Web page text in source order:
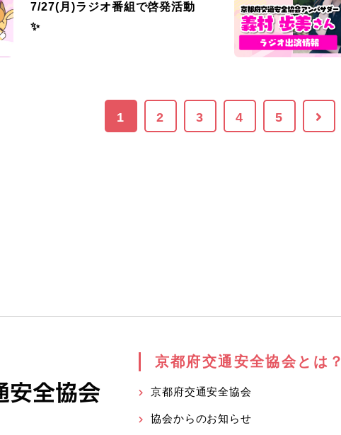
7/27(月)ラジオ番組で啓発活動
✨
1 2 3 4 5
京都府交通安全協会とは？
京都府交通安全協会
協会からのお知らせ